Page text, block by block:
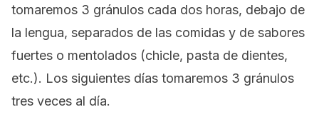
tomaremos 3 gránulos cada dos horas, debajo de
la lengua, separados de las comidas y de sabores
fuertes o mentolados (chicle, pasta de dientes,
etc.). Los siguientes días tomaremos 3 gránulos
tres veces al día.